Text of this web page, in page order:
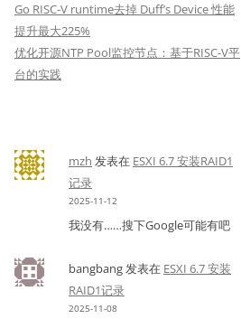
Go RISC-V runtime去掉 Duff’s Device 性能
提升最大225%
优化开源NTP Pool监控节点：基于RISC-V平
台的实践
mzh 发表在 ESXI 6.7 安装RAID1
记录
2025-11-12
我没有……搜下Google可能有吧
bangbang发表在 ESXI 6.7 安装
RAID1记录
2025-11-08